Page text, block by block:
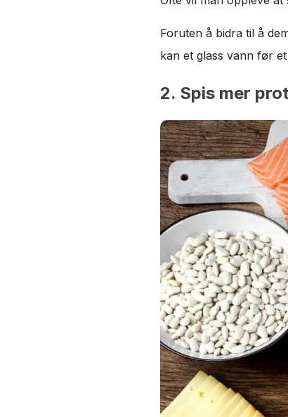
Foruten å bidra til å
kan et glass vann før
2. Spis mer